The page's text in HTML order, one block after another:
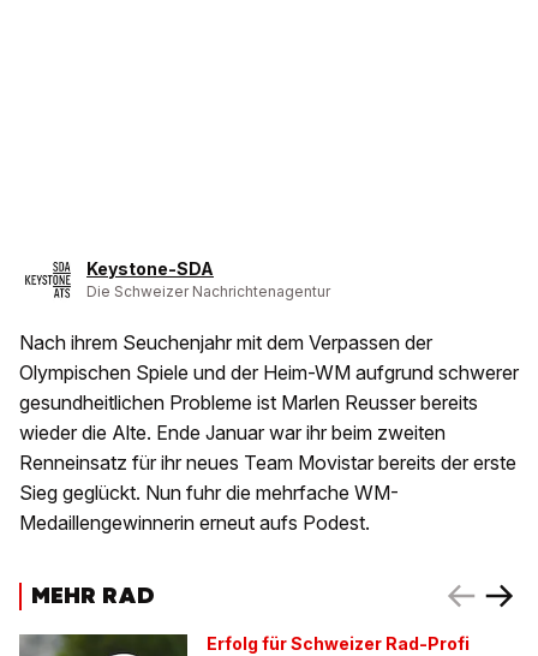
Keystone-SDA
Die Schweizer Nachrichtenagentur
Nach ihrem Seuchenjahr mit dem Verpassen der
Olympischen Spiele und der Heim-WM aufgrund schwerer
gesundheitlichen Probleme ist Marlen Reusser bereits
wieder die Alte. Ende Januar war ihr beim zweiten
Renneinsatz für ihr neues Team Movistar bereits der erste
Sieg geglückt. Nun fuhr die mehrfache WM-
Medaillengewinnerin erneut aufs Podest.
MEHR RAD
Erfolg für Schweizer Rad-Profi